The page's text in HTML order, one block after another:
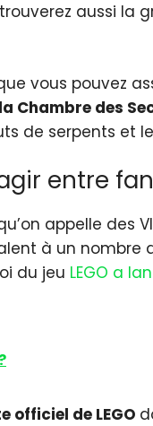
aussi
vous pouvez
la Chambre des
de serpents et
entre
appelle des
à un nombre
du jeu LEGO a
officiel de LEGO